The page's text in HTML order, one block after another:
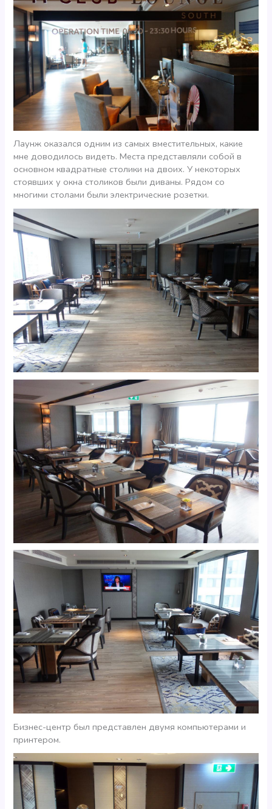
Лаунж оказался одним из самых вместительных, какие
мне доводилось видеть. Места представляли собой в
основном квадратные столики на двоих. У некоторых
стоявших у окна столиков были диваны. Рядом со
многими столами были электрические розетки.
Бизнес-центр был представлен двумя компьютерами и
принтером.